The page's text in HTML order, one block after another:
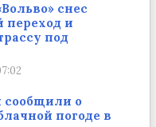
снес
переход и
под
сообщили о
погоде в